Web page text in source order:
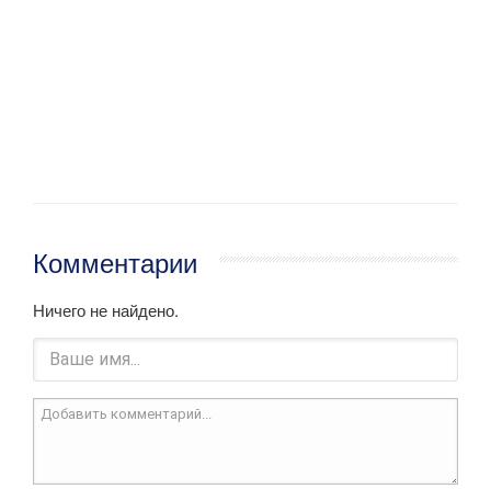
Комментарии
Ничего не найдено.